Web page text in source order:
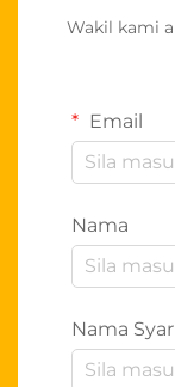
Wakil kami
Email
Nama
Nama